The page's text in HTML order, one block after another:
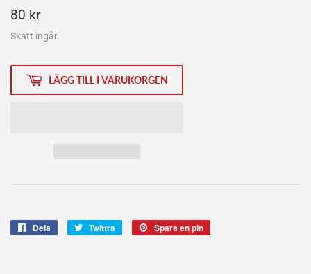
80 kr80
kr
Skatt ingår.
LÄGG TILL I VARUKORGEN
Dela
Dela
Twittra
Twittra
Spara en pin